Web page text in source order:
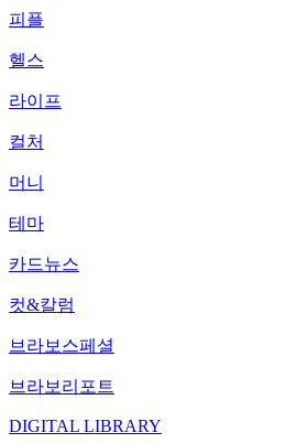
피플
헬스
라이프
컬처
머니
테마
카드뉴스
컷&칼럼
브라보스페셜
브라보리포트
DIGITAL LIBRARY